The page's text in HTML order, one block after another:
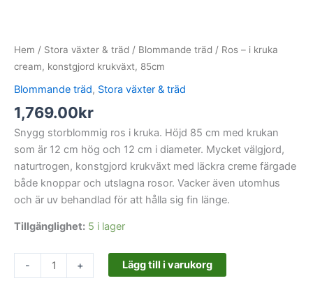
Hem / Stora växter & träd / Blommande träd / Ros – i kruka
cream, konstgjord krukväxt, 85cm
Blommande träd, Stora växter & träd
1,769.00kr
Snygg storblommig ros i kruka. Höjd 85 cm med krukan
som är 12 cm hög och 12 cm i diameter. Mycket välgjord,
naturtrogen, konstgjord krukväxt med läckra creme färgade
både knoppar och utslagna rosor. Vacker även utomhus
och är uv behandlad för att hålla sig fin länge.
Tillgänglighet: 5 i lager
- + Lägg till i varukorg